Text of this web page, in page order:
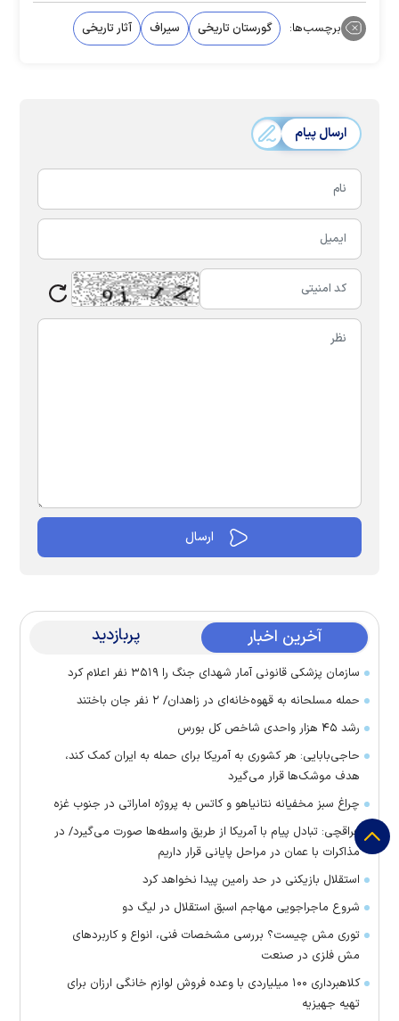
برچسب‌ها: گورستان تاریخی سیراف آثار تاریخی
ارسال پیام
آخرین اخبار پربازدید
سازمان پزشکی قانونی آمار شهدای جنگ را ۳۵۱۹ نفر اعلام کرد
حمله مسلحانه به قهوه‌خانه‌ای در زاهدان/ ۲ نفر جان باختند
رشد ۴۵ هزار واحدی شاخص کل بورس
حاجی‌بابایی: هر کشوری به آمریکا برای حمله به ایران کمک کند،
هدف موشک‌ها قرار می‌گیرد
چراغ سبز مخفیانه نتانیاهو و کاتس به پروژه اماراتی در جنوب غزه
عراقچی: تبادل پیام با آمریکا از طریق واسطه‌ها صورت می‌گیرد/ در
مذاکرات با عمان در مراحل پایانی قرار داریم
استقلال بازیکنی در حد رامین پیدا نخواهد کرد
شروع ماجراجویی مهاجم اسبق استقلال در لیگ دو
توری مش چیست؟ بررسی مشخصات فنی، انواع و کاربردهای
مش فلزی در صنعت
کلاهبرداری ۱۰۰ میلیاردی با وعده فروش لوازم خانگی ارزان برای
تهیه جهیزیه